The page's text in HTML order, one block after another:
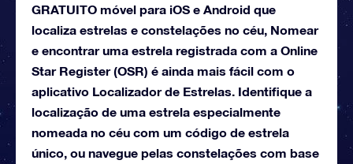
GRATUITO móvel para iOS e Android que
localiza estrelas e constelações no céu, Nomear
e encontrar uma estrela registrada com a Online
Star Register (OSR) é ainda mais fácil com o
aplicativo Localizador de Estrelas. Identifique a
localização de uma estrela especialmente
nomeada no céu com um código de estrela
único, ou navegue pelas constelações com base